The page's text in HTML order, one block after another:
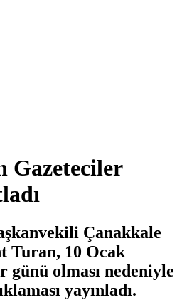
Gazeteciler
Çanakkale
Turan, 10 Ocak
günü olması nedeniyle
yayınladı.